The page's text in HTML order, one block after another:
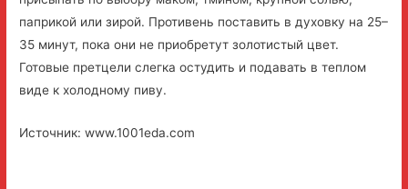
паприкой или зирой. Противень поставить в духовку на 25–
35 минут, пока они не приобретут золотистый цвет.
Готовые претцели слегка остудить и подавать в теплом
виде к холодному пиву.
Источник: www.1001eda.com